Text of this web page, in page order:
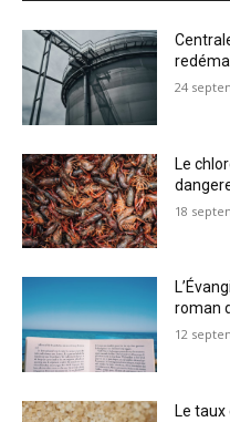
24
Le
18
roman
12
Le